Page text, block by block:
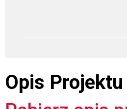
Opis Projektu